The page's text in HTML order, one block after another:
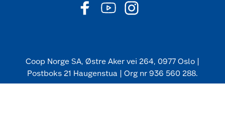
Coop Norge SA, Østre Aker vei 264, 0977 Oslo |
Postboks 21 Haugenstua | Org nr 936 560 288.